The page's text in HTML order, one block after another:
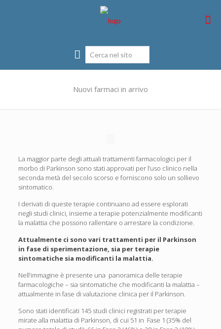
Nuovi farmaci in arrivo
La maggior parte degli attuali trattamenti farmacologici per il
morbo di Parkinson sono stati approvati per l’uso clinico nella
seconda metà del secolo scorso e forniscono solo un sollievo
sintomatico.
I derivati ​​di queste terapie continuano ad essere esplorati
negli studi clinici, insieme a terapie potenzialmente modificanti
la malattia che possono rallentare o arrestare la condizione.
Attualmente ci sono vari trattamenti per il Parkinson
in fase di sperimentazione, sia per terapie
sintomatiche sia modificanti la malattia.
Nell’immagine è presente una panoramica delle terapie
farmacologiche – sia sintomatiche che modificanti la malattia –
attualmente in fase di valutazione clinica per il Parkinson.
Sono stati identificati 145 studi clinici registrati per terapie
mirate alla malattia di Parkinson, di cui 51 in Fase 1 (35% del